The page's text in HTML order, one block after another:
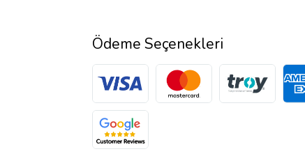
Ödeme Seçenekleri